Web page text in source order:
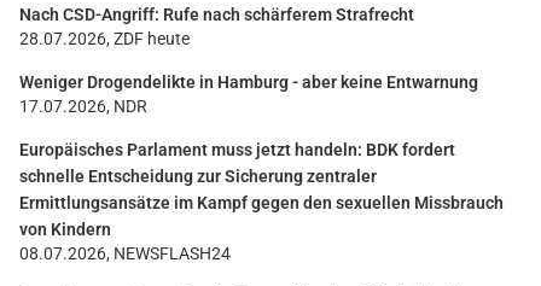
Nach CSD-Angriff: Rufe nach schärferem Strafrecht
28.07.2026, ZDF heute
Weniger Drogendelikte in Hamburg - aber keine Entwarnung
17.07.2026, NDR
Europäisches Parlament muss jetzt handeln: BDK fordert
schnelle Entscheidung zur Sicherung zentraler
Ermittlungsansätze im Kampf gegen den sexuellen Missbrauch
von Kindern
08.07.2026, NEWSFLASH24